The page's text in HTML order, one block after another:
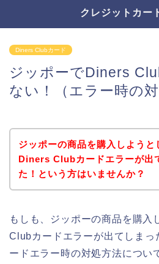
クレジットカー
Diners Clubカード
ジッポーでDiners
ない！（エラー時の対
ジッポーの商品を購入しようと
Diners Clubカードエラーが出
た！という方はいませんか？
もしも、ジッポーの商品を購入
Clubカードエラーが出てしま
ードエラー時の対処方法につい